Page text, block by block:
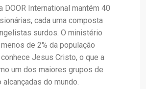
DOOR International mantém 40
cada uma composta
surdos. O ministério
de 2% da população
Jesus Cristo, o que a
um dos maiores grupos de
do mundo.